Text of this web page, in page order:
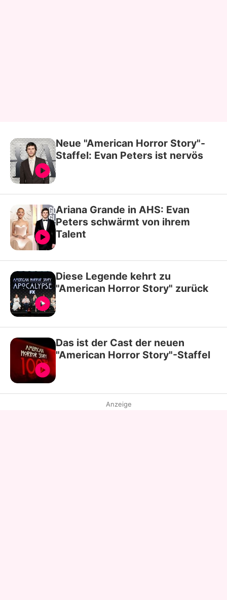
Neue "American Horror Story"-
Staffel: Evan Peters ist nervös
Ariana Grande in AHS: Evan
Peters schwärmt von ihrem
Talent
Diese Legende kehrt zu
"American Horror Story" zurück
Das ist der Cast der neuen
"American Horror Story"-Staffel
Anzeige